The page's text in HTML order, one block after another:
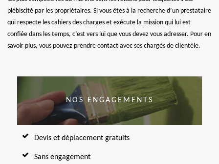
plébiscité par les propriétaires. Si vous êtes à la recherche d’un prestataire
qui respecte les cahiers des charges et exécute la mission qui lui est
confiée dans les temps, c’est vers lui que vous devez vous adresser. Pour en
savoir plus, vous pouvez prendre contact avec ses chargés de clientèle.
NOS ENGAGEMENTS
Devis et déplacement gratuits
Sans engagement